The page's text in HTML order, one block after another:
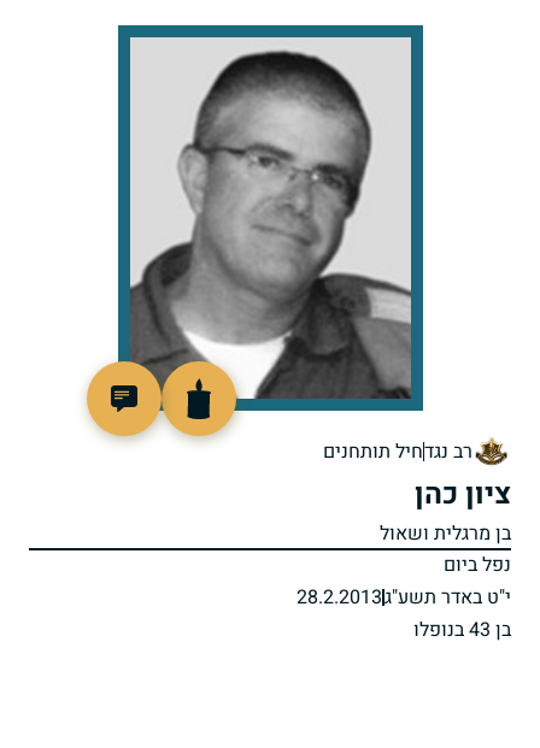
רב נגדחיל תותחנים
ציון כהן
בן מרגלית ושאול
נפל ביום
י"ט באדר תשע"ג28.2.2013
בן 43 בנופלו